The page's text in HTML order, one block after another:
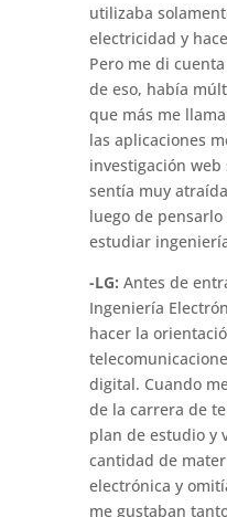
utilizaba
electricidad y
Pero me di
de eso, había
que más me
las aplicaciones
investigación
sentía muy
luego de
estudiar
-LG: Antes de
Ingeniería
hacer la
digital. Cuando
de la carrera de
plan de estudio y
cantidad de
electrónica y
me gustaban